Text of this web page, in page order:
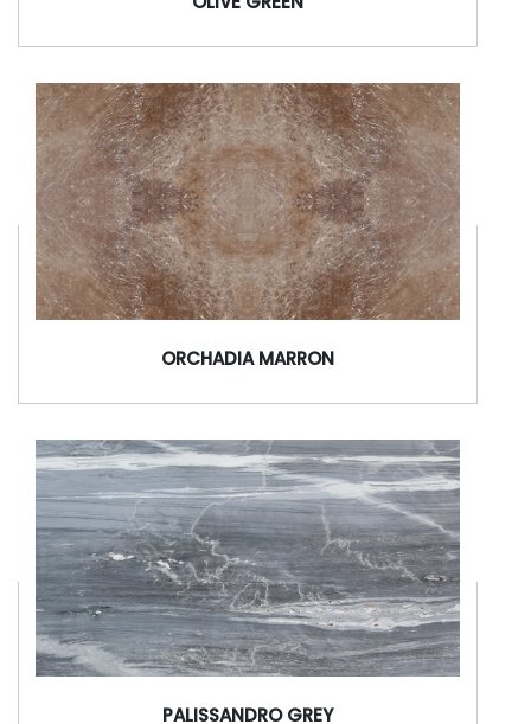
OLIVE GREEN
ORCHADIA MARRON